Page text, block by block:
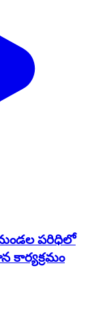
మండల పరిధిలో
కార్యక్రమం